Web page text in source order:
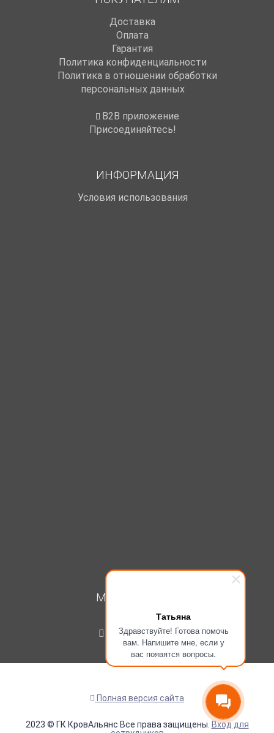
Татьяна
Здравствуйте! Готова помочь
вам. Напишите мне, если у
вас появятся вопросы.
Доставка
Оплата
Гарантия
Политика конфиденциальности
Политика в отношении обработки
персональных данных
B2B приложение
Присоединяйтесь!
ИНФОРМАЦИЯ
Условия использования
МОЙ КАБИНЕТ
Регистрация
Полная версия сайта
2023 © ГК КровАльянс Все права защищены. Вход для